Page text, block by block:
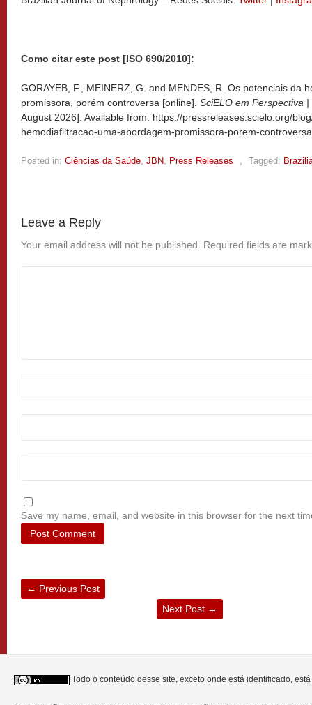
Como citar este post [ISO 690/2010]:
GORAYEB, F., MEINERZ, G. and MENDES, R. Os potenciais da
promissora, porém controversa [online]. SciELO em Perspectiva
August 2026]. Available from: https://pressreleases.scielo.org/
hemodiafiltracao-uma-abordagem-promissora-porem-
Posted in: Ciências da Saúde, JBN, Press Releases , Tagged:
Leave a Reply
Your email address will not be published. Required fields are
Save my name, email, and website in this browser for the next
← Previous Post
Next Post →
Todo o conteúdo desse site, exceto onde está identificado,